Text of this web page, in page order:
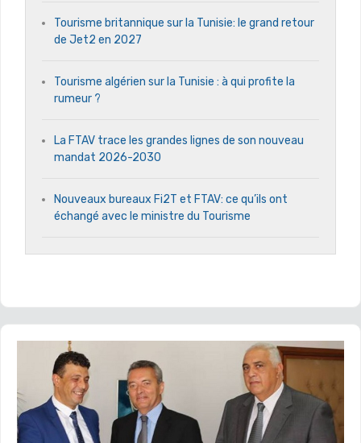
Tourisme britannique sur la Tunisie: le grand retour
de Jet2 en 2027
Tourisme algérien sur la Tunisie : à qui profite la
rumeur ?
La FTAV trace les grandes lignes de son nouveau
mandat 2026-2030
Nouveaux bureaux Fi2T et FTAV: ce qu’ils ont
échangé avec le ministre du Tourisme